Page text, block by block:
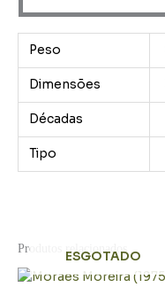
Peso
Dimensões
Décadas
Tipo
Produtos relacionados
ESGOTADO